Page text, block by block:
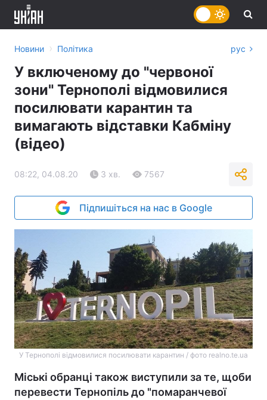
Новини › Політика рус
У включеному до "червоної
зони" Тернополі відмовилися
посилювати карантин та
вимагають відставки Кабміну
(відео)
08:22, 04.08.20 3 хв. 7567
Підпишіться на нас в Google
У Тернополі відмовилися посилювати карантин / фото realno.te.ua
Міські обранці також виступили за те, щоби
перевести Тернопіль до "помаранчевої